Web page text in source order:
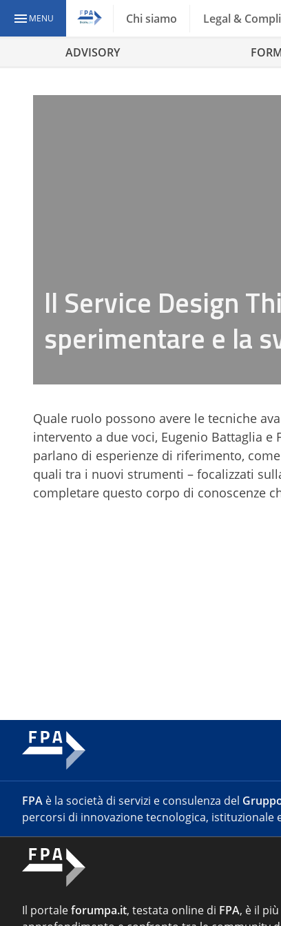
MENU Chi siamo Legal &
ADVISORY
ll Service Design
sperimentare e la
Quale ruolo possono avere le tecniche
intervento a due voci, Eugenio Battaglia
parlano di esperienze di riferimento,
quali tra i nuovi strumenti – focalizzati
completare questo corpo di conoscenze
FPA è la società di servizi e consulenza del
percorsi di innovazione tecnologica, istituzionale
Il portaleforumpa.it, testata online di FPA, è il